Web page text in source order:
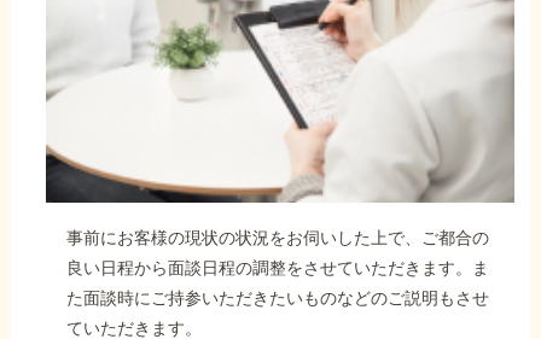
事前にお客様の現状の状況をお伺いした上で、ご都合の
良い日程から面談日程の調整をさせていただきます。ま
た面談時にご持参いただきたいものなどのご説明もさせ
ていただきます。